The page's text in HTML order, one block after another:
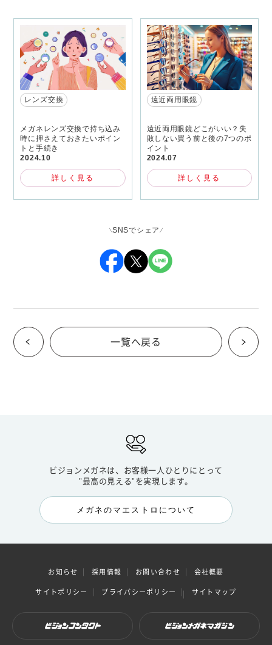
レンズ交換
メガネレンズ交換で持ち込み
時に押さえておきたいポイン
トと手続き
2024.10
詳しく見る
遠近両用眼鏡
遠近両用眼鏡どこがいい？失
敗しない買う前と後の7つのポ
イント
2024.07
詳しく見る
SNSでシェア
一覧へ戻る
ビジョンメガネは、お客様一人ひとりにとって
"最高の見える"を実現します。
メガネのマエストロについて
お知らせ 採用情報 お問い合わせ 会社概要
サイトポリシー プライバシーポリシー サイトマップ